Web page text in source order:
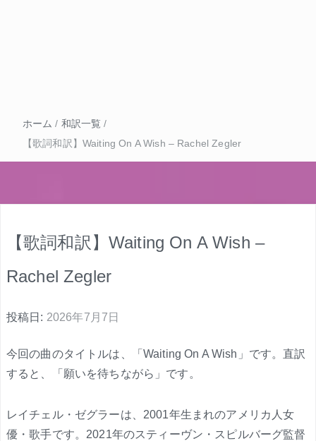
ホーム / 和訳一覧 /
【歌詞和訳】Waiting On A Wish – Rachel Zegler
【歌詞和訳】Waiting On A Wish –
Rachel Zegler
投稿日: 2026年7月7日
今回の曲のタイトルは、「Waiting On A Wish」です。直訳
すると、「願いを待ちながら」です。
レイチェル・ゼグラーは、2001年生まれのアメリカ人女
優・歌手です。2021年のスティーヴン・スピルバーグ監督